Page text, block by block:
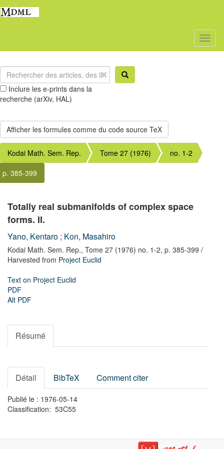
Inclure les e-prints dans la
recherche (arXiv, HAL)
Kodai Math. Sem. Rep. Tome 27 (1976)
no. 1-2
p. 385-399
Totally real submanifolds of complex space
forms. II.
Yano, Kentaro ; Kon, Masahiro
Kodai Math. Sem. Rep., Tome 27 (1976) no. 1-2, p. 385-399 /
Harvested from Project Euclid
Text on Project Euclid
PDF
Alt PDF
Résumé
Détail BibTeX Comment citer
Publié le : 1976-05-14
Classification: 53C55